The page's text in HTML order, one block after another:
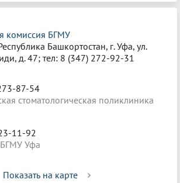
комиссия БГМУ
Башкортостан, г. Уфа, ул.
д. 47; тел: 8 (347) 272-92-31
87-54
стоматологическая поликлиника
11-92
Уфа
Показать на карте